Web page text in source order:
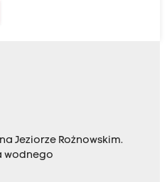
Jeziorze Rożnowskim.
wodnego